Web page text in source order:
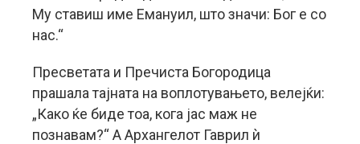
Му ставиш име Емануил, што значи: Бог е со
нас.“
Пресветата и Пречиста Богородица
прашала тајната на воплотувањето, велејќи:
„Како ќе биде тоа, кога јас маж не
познавам?“ А Архангелот Гаврил ѝ